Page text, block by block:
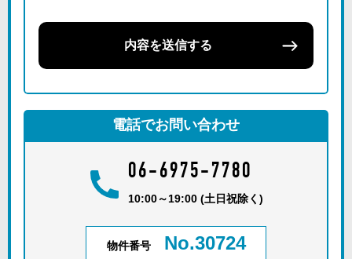
内容を送信する
電話でお問い合わせ
06-6975-7780
10:00～19:00 (土日祝除く)
物件番号 No.30724